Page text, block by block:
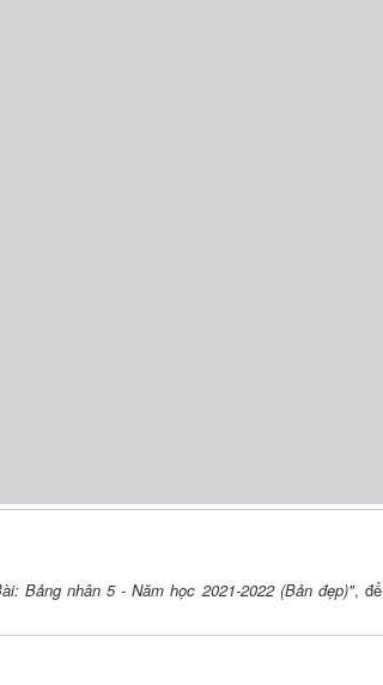
Bảng nhân 5 - Năm học 2021-2022 (Bản đẹp)",